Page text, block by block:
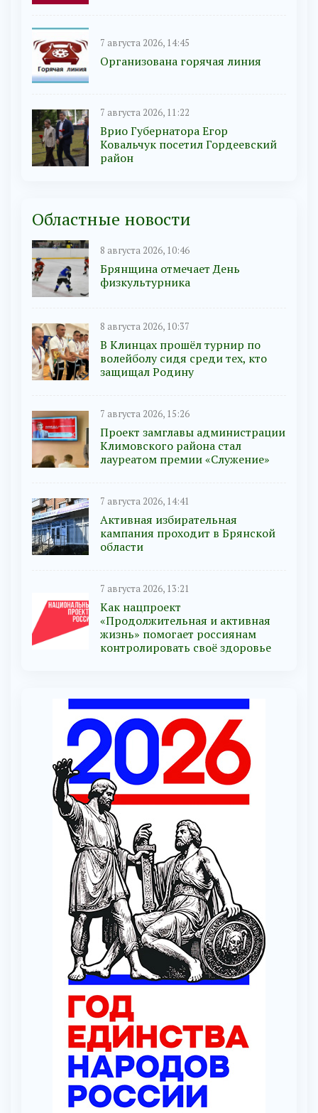
7 августа 2026, 14:45
Организована горячая линия
7 августа 2026, 11:22
Врио Губернатора Егор
Ковальчук посетил Гордеевский
район
Областные новости
8 августа 2026, 10:46
Брянщина отмечает День
физкультурника
8 августа 2026, 10:37
В Клинцах прошёл турнир по
волейболу сидя среди тех, кто
защищал Родину
7 августа 2026, 15:26
Проект замглавы администрации
Климовского района стал
лауреатом премии «Служение»
7 августа 2026, 14:41
Активная избирательная
кампания проходит в Брянской
области
7 августа 2026, 13:21
Как нацпроект
«Продолжительная и активная
жизнь» помогает россиянам
контролировать своё здоровье